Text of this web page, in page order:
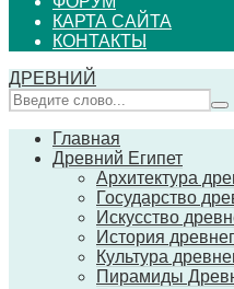
КАРТА САЙТА
КОНТАКТЫ
ДРЕВНИЙ
Главная
Древний Египет
Архитектура
Государство
Искусство
История
Культура
Пирамиды